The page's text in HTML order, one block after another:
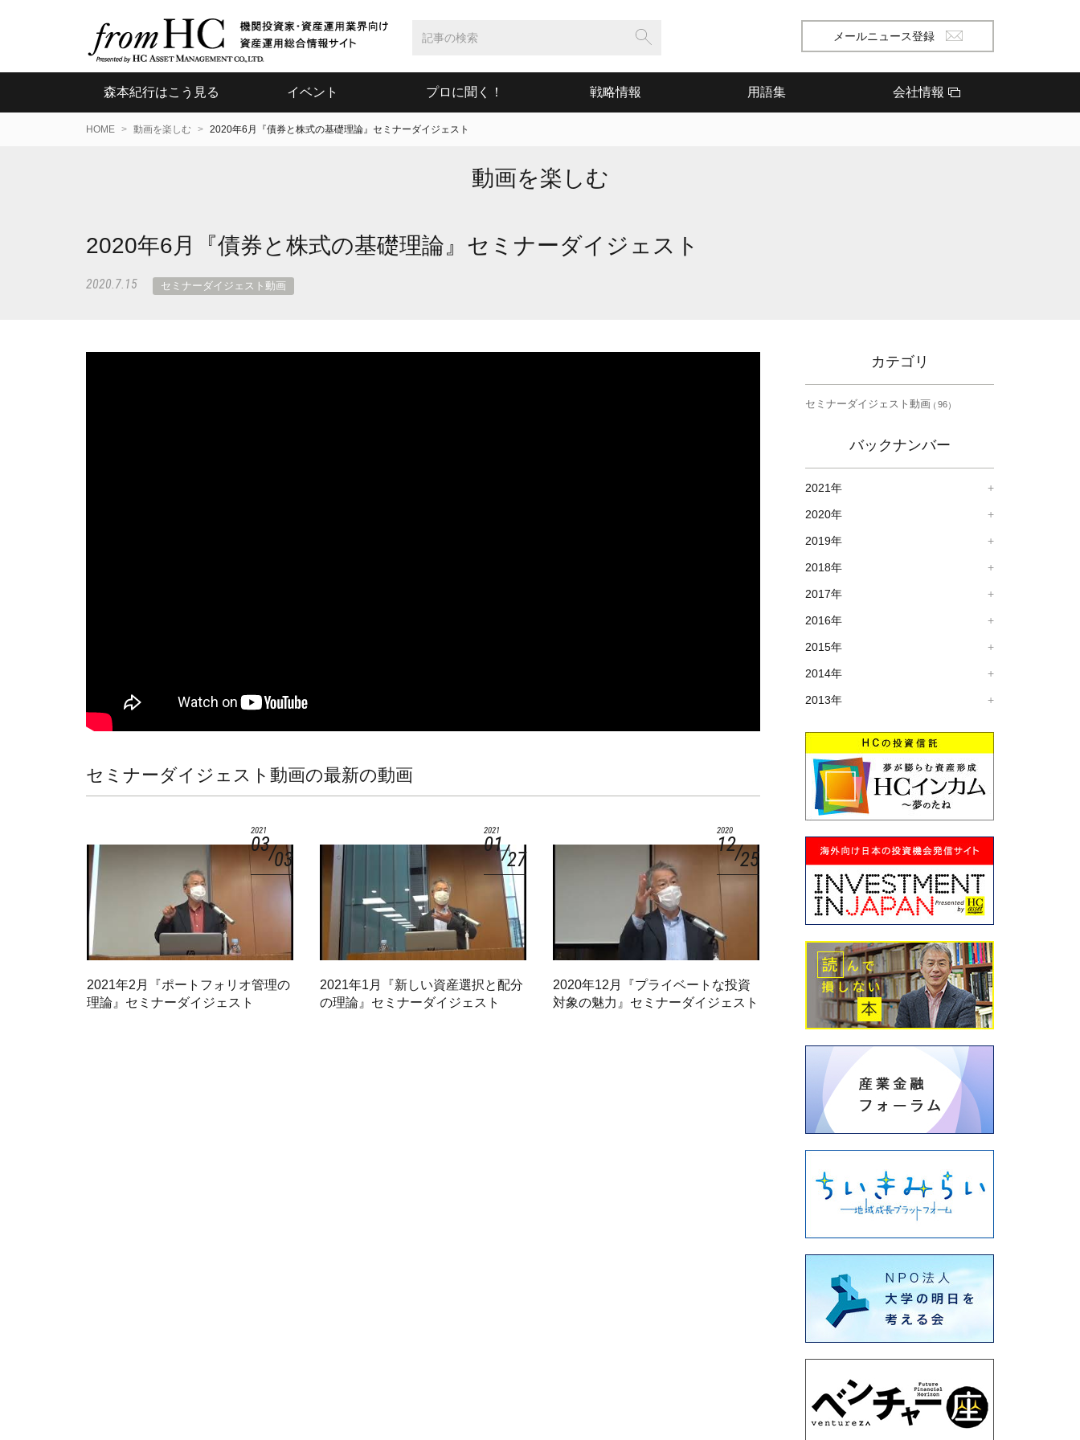
メールニュース登録
森本紀行はこう見る イベント プロに聞く！ 戦略情報 用語集 会社情報
HOME 動画を楽しむ 2020年6月『債券と株式の基礎理論』セミナーダイジェスト
動画を楽しむ
2020年6月『債券と株式の基礎理論』セミナーダイジェスト
2020.7.15 セミナーダイジェスト動画
セミナーダイジェスト動画の最新の動画
2021
03
03
2021年2月『ポートフォリオ管理の
理論』セミナーダイジェスト
2021
01
27
2021年1月『新しい資産選択と配分
の理論』セミナーダイジェスト
2020
12
25
2020年12月『プライベートな投資
対象の魅力』セミナーダイジェスト
カテゴリ
セミナーダイジェスト動画 96
バックナンバー
2021年
2020年
2019年
2018年
2017年
2016年
2015年
2014年
2013年